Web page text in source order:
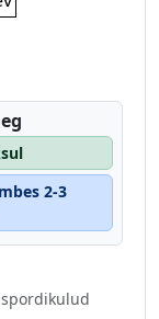
2-3